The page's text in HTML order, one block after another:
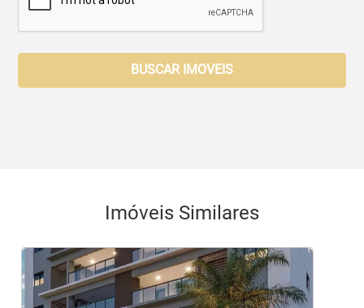
BUSCAR IMOVEIS
Imóveis Similares